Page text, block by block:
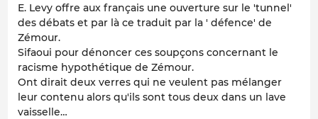
E. Levy offre aux français une ouverture sur le 'tunnel'
des débats et par là ce traduit par la ' défence' de
Zémour.
Sifaoui pour dénoncer ces soupçons concernant le
racisme hypothétique de Zémour.
Ont dirait deux verres qui ne veulent pas mélanger
leur contenu alors qu'ils sont tous deux dans un lave
vaisselle…